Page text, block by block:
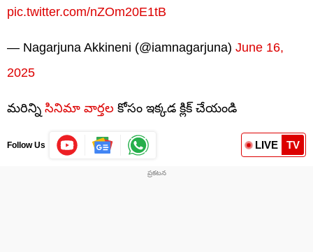
pic.twitter.com/nZOm20E1tB
— Nagarjuna Akkineni (@iamnagarjuna) June 16,
2025
మరిన్ని సినిమా వార్తల కోసం ఇక్కడ క్లిక్ చేయండి
Follow Us LIVE TV